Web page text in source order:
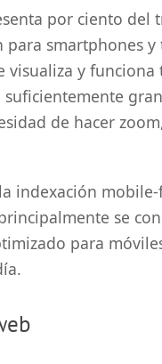
por ciento
para smartphones
visualiza y
de hacer
indexación
se
para